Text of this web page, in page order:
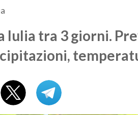
Iulia tra 3 giorni.